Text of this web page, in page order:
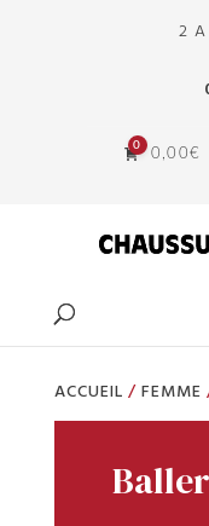
2
0 0,00€
ACCUEIL /FEMME